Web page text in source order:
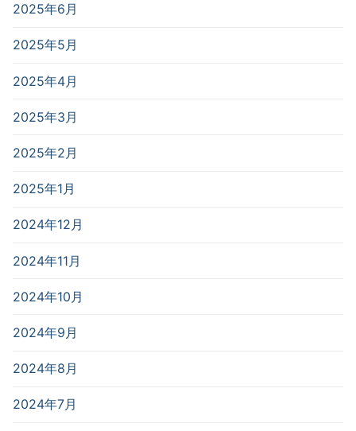
2025年6月
2025年5月
2025年4月
2025年3月
2025年2月
2025年1月
2024年12月
2024年11月
2024年10月
2024年9月
2024年8月
2024年7月